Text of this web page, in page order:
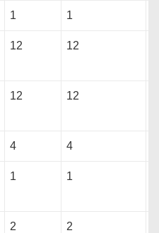
1 1
12 12
12 12
4 4
1 1
2 2